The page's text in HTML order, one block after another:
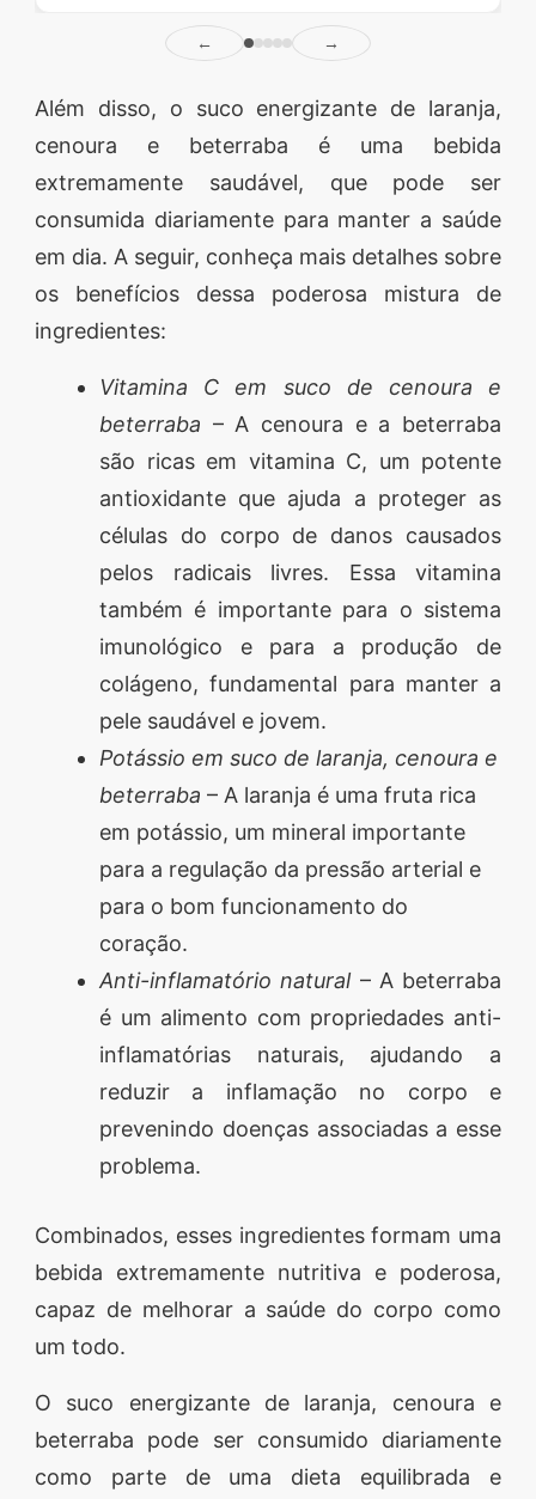
← →
Além disso, o suco energizante de laranja,
cenoura e beterraba é uma bebida
extremamente saudável, que pode ser
consumida diariamente para manter a saúde
em dia. A seguir, conheça mais detalhes sobre
os benefícios dessa poderosa mistura de
ingredientes:
Vitamina C em suco de cenoura e
beterraba – A cenoura e a beterraba
são ricas em vitamina C, um potente
antioxidante que ajuda a proteger as
células do corpo de danos causados
pelos radicais livres. Essa vitamina
também é importante para o sistema
imunológico e para a produção de
colágeno, fundamental para manter a
pele saudável e jovem.
Potássio em suco de laranja, cenoura e
beterraba – A laranja é uma fruta rica
em potássio, um mineral importante
para a regulação da pressão arterial e
para o bom funcionamento do
coração.
Anti-inflamatório natural– A beterraba
é um alimento com propriedades anti-
inflamatórias naturais, ajudando a
reduzir a inflamação no corpo e
prevenindo doenças associadas a esse
problema.
Combinados, esses ingredientes formam uma
bebida extremamente nutritiva e poderosa,
capaz de melhorar a saúde do corpo como
um todo.
O suco energizante de laranja, cenoura e
beterraba pode ser consumido diariamente
como parte de uma dieta equilibrada e